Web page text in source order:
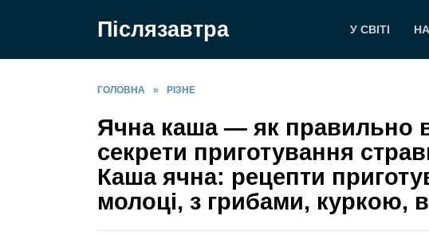
Післязавтра У СВІТІ
ГОЛОВНА » РІЗНЕ
Ячна каша — як правильно
секрети приготування
Каша ячна: рецепти
молоці, з грибами, куркою,